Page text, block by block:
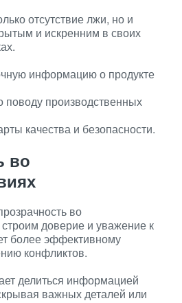
отсутствие лжи, но и
и искренним в своих
информацию о продукте
производственных
качества и безопасности.
во
во
доверие и уважение к
более эффективному
конфликтов.
делиться информацией
важных деталей или